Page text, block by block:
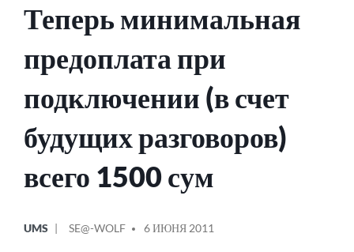
Теперь минимальная
предоплата при
подключении (в счет
будущих разговоров)
всего 1500 сум
В
UMS
ОТ
SE@-WOLF 6 ИЮНЯ 2011